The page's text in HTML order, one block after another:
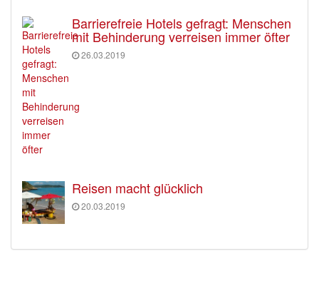
Barrierefreie Hotels gefragt: Menschen
mit Behinderung verreisen immer öfter
26.03.2019
Reisen macht glücklich
20.03.2019